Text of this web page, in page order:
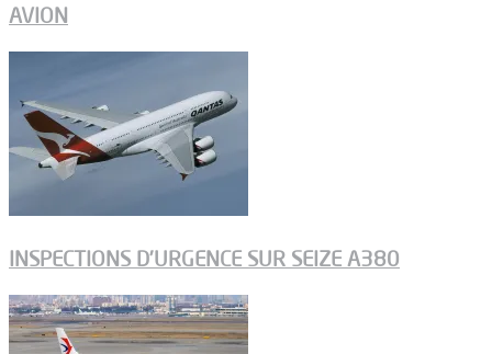
AVION
INSPECTIONS D’URGENCE SUR SEIZE A380